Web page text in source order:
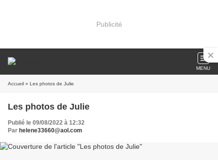
Publicité
MENU
Accueil » Les photos de Julie
Les photos de Julie
Publié le 09/08/2022 à 12:32
Par helene33660@aol.com